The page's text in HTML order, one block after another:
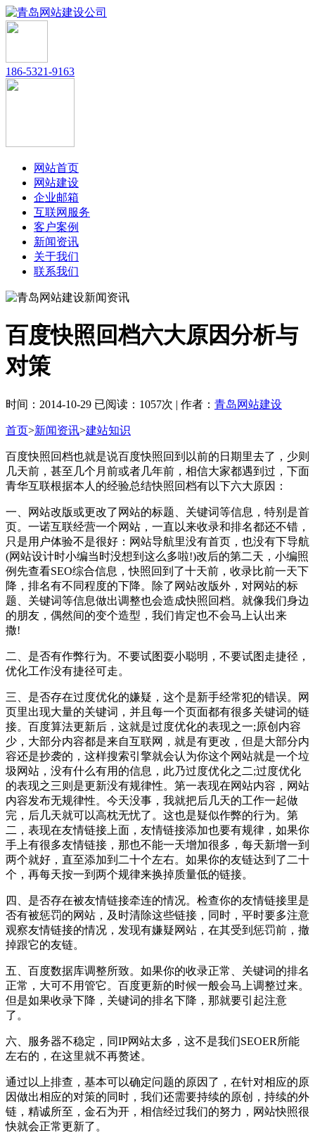
186-5321-9163
网站首页
网站建设
企业邮箱
互联网服务
客户案例
新闻资讯
关于我们
联系我们
百度快照回档六大原因分析与
对策
时间：2014-10-29 已阅读：1057次 | 作者： 青岛网站建设
首页>新闻资讯>建站知识
百度快照回档也就是说百度快照回到以前的日期里去了，少则
几天前，甚至几个月前或者几年前，相信大家都遇到过，下面
青华互联根据本人的经验总结快照回档有以下六大原因：
一、网站改版或更改了网站的标题、关键词等信息，特别是首
页。一诺互联经营一个网站，一直以来收录和排名都还不错，
只是用户体验不是很好：网站导航里没有首页，也没有下导航
(网站设计时小编当时没想到这么多啦!)改后的第二天，小编照
例先查看SEO综合信息，快照回到了十天前，收录比前一天下
降，排名有不同程度的下降。除了网站改版外，对网站的标
题、关键词等信息做出调整也会造成快照回档。就像我们身边
的朋友，偶然间的变个造型，我们肯定也不会马上认出来
撒!
二、是否有作弊行为。不要试图耍小聪明，不要试图走捷径，
优化工作没有捷径可走。
三、是否存在过度优化的嫌疑，这个是新手经常犯的错误。网
页里出现大量的关键词，并且每一个页面都有很多关键词的链
接。百度算法更新后，这就是过度优化的表现之一;原创内容
少，大部分内容都是来自互联网，就是有更改，但是大部分内
容还是抄袭的，这样搜索引擎就会认为你这个网站就是一个垃
圾网站，没有什么有用的信息，此乃过度优化之二;过度优化
的表现之三则是更新没有规律性。第一表现在网站内容，网站
内容发布无规律性。今天没事，我就把后几天的工作一起做
完，后几天就可以高枕无忧了。这也是疑似作弊的行为。第
二，表现在友情链接上面，友情链接添加也要有规律，如果你
手上有很多友情链接，那也不能一天增加很多，每天新增一到
两个就好，直至添加到二十个左右。如果你的友链达到了二十
个，再每天按一到两个规律来换掉质量低的链接。
四、是否存在被友情链接牵连的情况。检查你的友情链接里是
否有被惩罚的网站，及时清除这些链接，同时，平时要多注意
观察友情链接的情况，发现有嫌疑网站，在其受到惩罚前，撤
掉跟它的友链。
五、百度数据库调整所致。如果你的收录正常、关键词的排名
正常，大可不用管它。百度更新的时候一般会马上调整过来。
但是如果收录下降，关键词的排名下降，那就要引起注意
了。
六、服务器不稳定，同IP网站太多，这不是我们SEOER所能
左右的，在这里就不再赘述。
通过以上排查，基本可以确定问题的原因了，在针对相应的原
因做出相应的对策的同时，我们还需要持续的原创，持续的外
链，精诚所至，金石为开，相信经过我们的努力，网站快照很
快就会正常更新了。